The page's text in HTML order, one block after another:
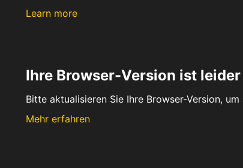
Learn more
Ihre Browser-Version ist
Bitte aktualisieren Sie Ihre Browser-Version,
Mehr erfahren